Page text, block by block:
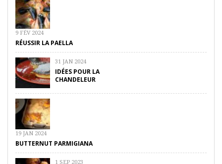
9 FÉV 2024
RÉUSSIR LA PAELLA
31 JAN 2024
IDÉES POUR LA
CHANDELEUR
19 JAN 2024
BUTTERNUT PARMIGIANA
1 SEP 2023